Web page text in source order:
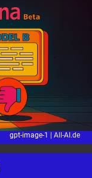
gpt-image-1 | All-AI.de